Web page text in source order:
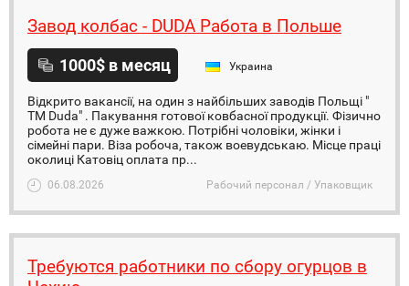
Завод колбас - DUDA Работа в Польше
1000$ в месяц Украина
Відкрито вакансії, на один з найбільших заводів Польщі "
TM Duda" . Пакування готової ковбасної продукції. Фізично
робота не є дуже важкою. Потрібні чоловіки, жінки і
сімейні пари. Віза робоча, також воевудськаю. Місце праці
околиці Катовіц оплата пр...
06.08.2026 Рабочий персонал / Упаковщик
Требуются работники по сбору огурцов в